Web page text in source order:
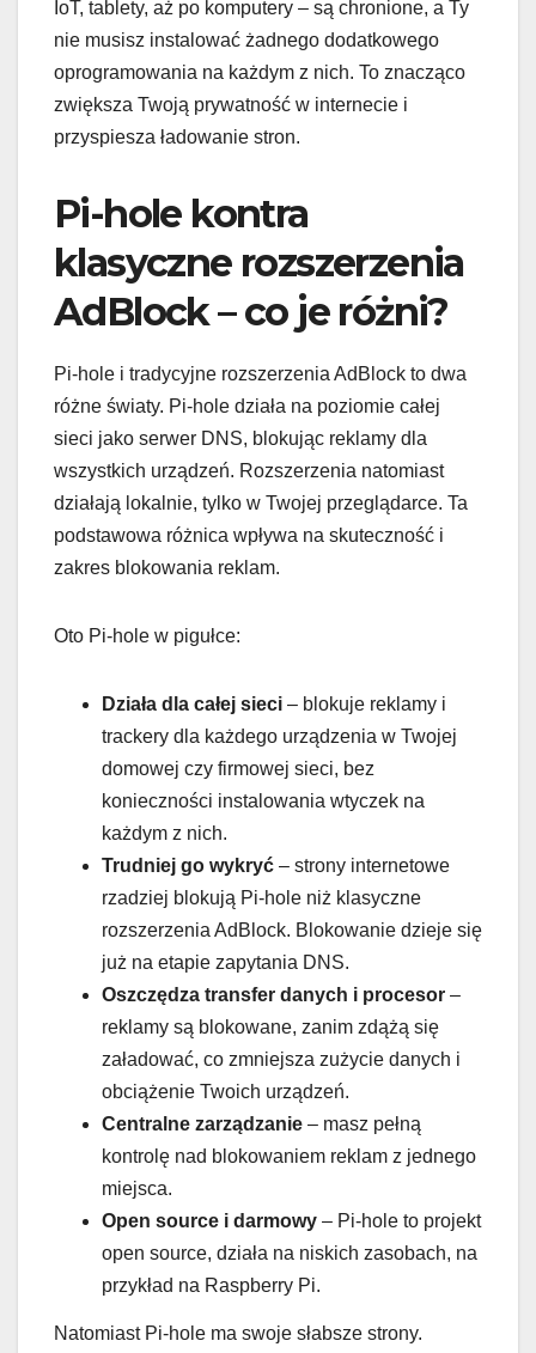
IoT, tablety, aż po komputery – są chronione, a Ty
nie musisz instalować żadnego dodatkowego
oprogramowania na każdym z nich. To znacząco
zwiększa Twoją prywatność w internecie i
przyspiesza ładowanie stron.
Pi-hole kontra
klasyczne rozszerzenia
AdBlock – co je różni?
Pi-hole i tradycyjne rozszerzenia AdBlock to dwa
różne światy. Pi-hole działa na poziomie całej
sieci jako serwer DNS, blokując reklamy dla
wszystkich urządzeń. Rozszerzenia natomiast
działają lokalnie, tylko w Twojej przeglądarce. Ta
podstawowa różnica wpływa na skuteczność i
zakres blokowania reklam.
Oto Pi-hole w pigułce:
Działa dla całej sieci – blokuje reklamy i
trackery dla każdego urządzenia w Twojej
domowej czy firmowej sieci, bez
konieczności instalowania wtyczek na
każdym z nich.
Trudniej go wykryć – strony internetowe
rzadziej blokują Pi-hole niż klasyczne
rozszerzenia AdBlock. Blokowanie dzieje się
już na etapie zapytania DNS.
Oszczędza transfer danych i procesor –
reklamy są blokowane, zanim zdążą się
załadować, co zmniejsza zużycie danych i
obciążenie Twoich urządzeń.
Centralne zarządzanie – masz pełną
kontrolę nad blokowaniem reklam z jednego
miejsca.
Open source i darmowy – Pi-hole to projekt
open source, działa na niskich zasobach, na
przykład na Raspberry Pi.
Natomiast Pi-hole ma swoje słabsze strony.